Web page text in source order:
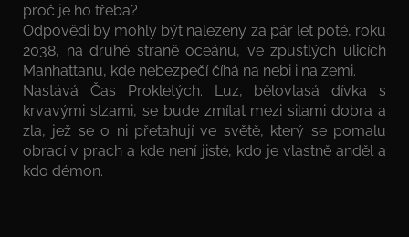
proč je ho třeba?
Odpovědi by mohly být nalezeny za pár let poté, roku
2038, na druhé straně oceánu, ve zpustlých ulicích
Manhattanu, kde nebezpečí číhá na nebi i na zemi.
Nastává Čas Prokletých. Luz, bělovlasá dívka s
krvavými slzami, se bude zmítat mezi silami dobra a
zla, jež se o ni přetahují ve světě, který se pomalu
obrací v prach a kde není jisté, kdo je vlastně anděl a
kdo démon.